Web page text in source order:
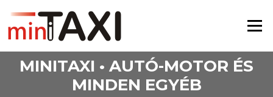
Menü
MINITAXI • AUTÓ-MOTOR ÉS
MINDEN EGYÉB